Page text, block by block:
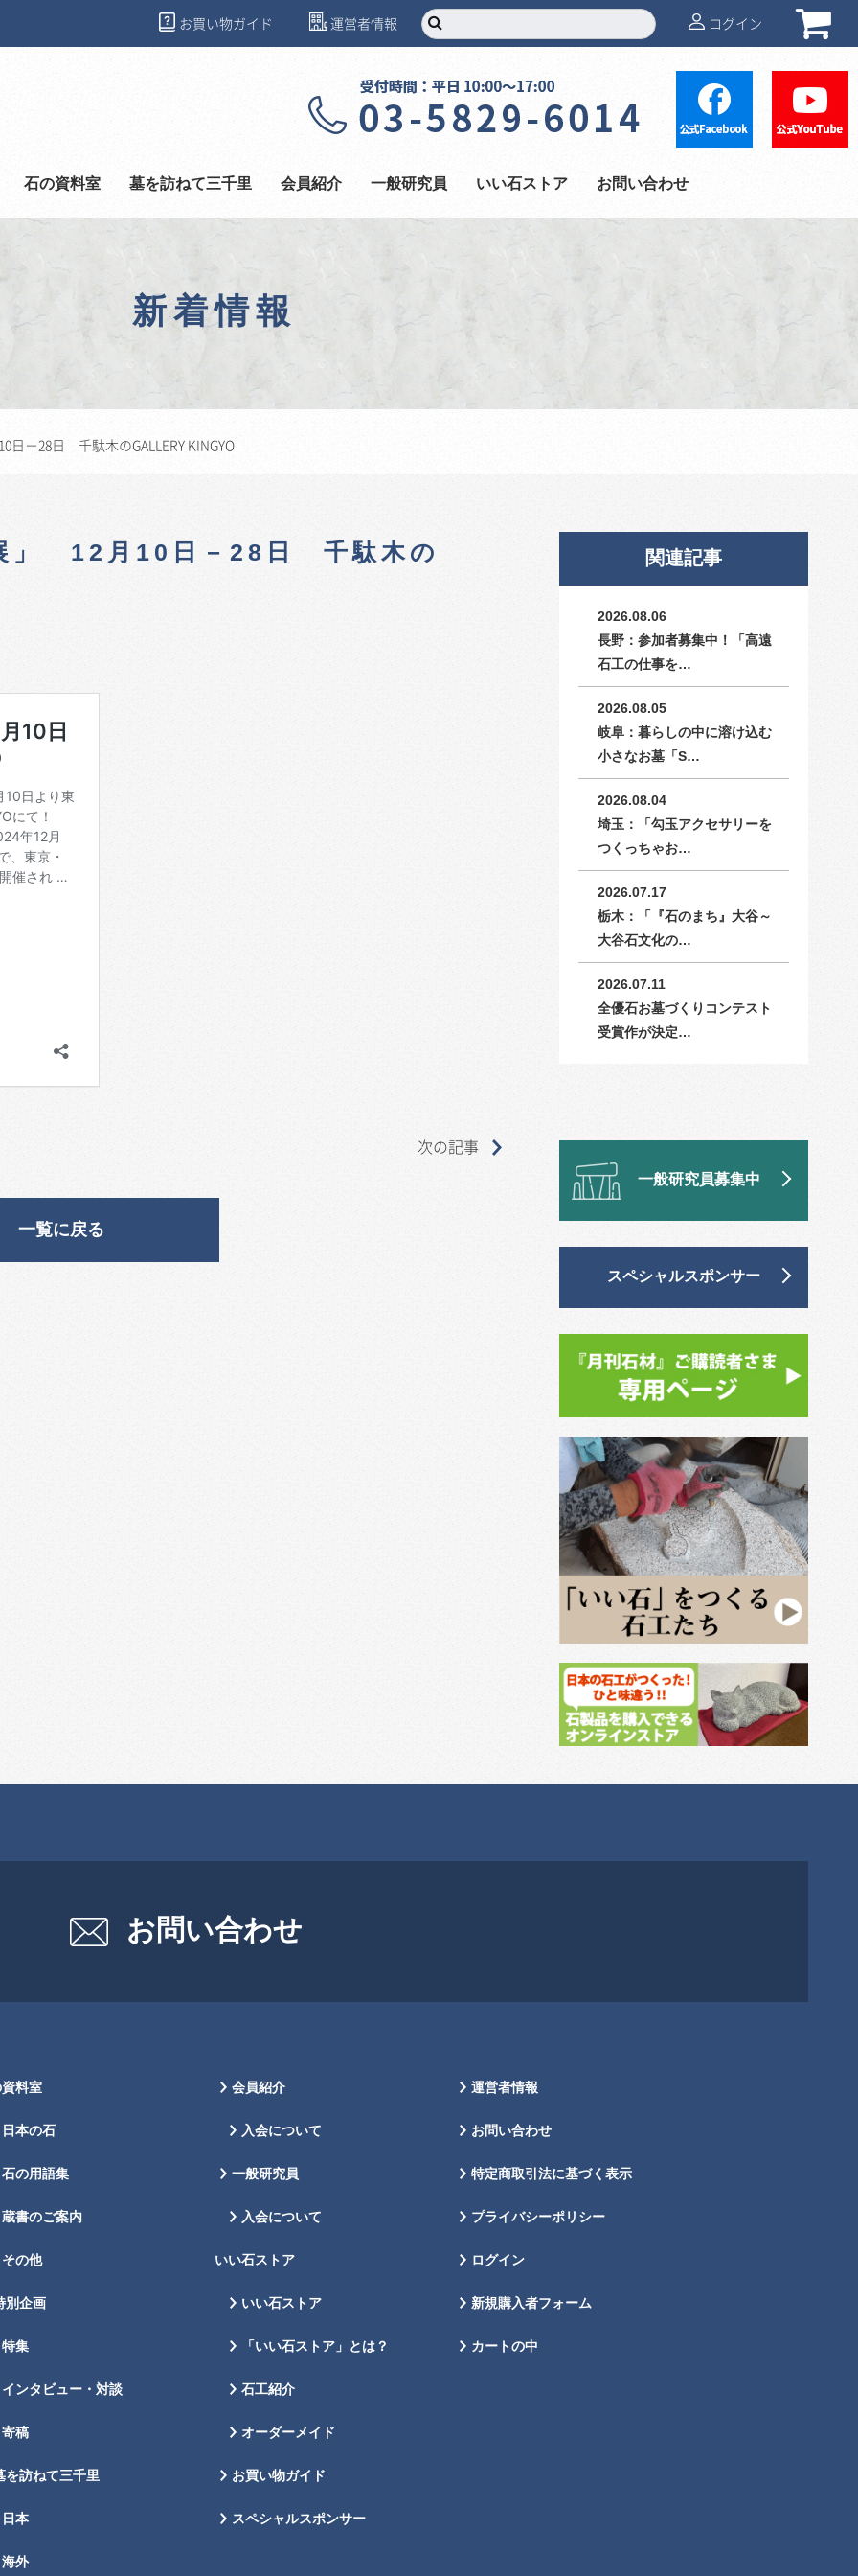
お買い物ガイド 運営者情報 ログイン
石の資料室 墓を訪ねて三千里 会員紹介 一般研究員 いい石ストア お問い合わせ
新着情報
－28日 千駄木のGALLERY KINGYO
」 12月10日－28日 千駄木の
次の記事
一覧に戻る
関連記事
2026.08.06
長野：参加者募集中！「高遠
石工の仕事を…
2026.08.05
岐阜：暮らしの中に溶け込む
小さなお墓「S…
2026.08.04
埼玉：「勾玉アクセサリーを
つくっちゃお…
2026.07.17
栃木：「『石のまち』大谷～
大谷石文化の…
2026.07.11
全優石お墓づくりコンテスト
受賞作が決定…
一般研究員募集中
スペシャルスポンサー
お問い合わせ
料室
日本の石
石の用語集
蔵書のご案内
その他
別企画
特集
インタビュー・対談
寄稿
を訪ねて三千里
日本
海外
会員紹介
入会について
一般研究員
入会について
いい石ストア
いい石ストア
「いい石ストア」とは？
石工紹介
オーダーメイド
お買い物ガイド
スペシャルスポンサー
運営者情報
お問い合わせ
特定商取引法に基づく表示
プライバシーポリシー
ログイン
新規購入者フォーム
カートの中